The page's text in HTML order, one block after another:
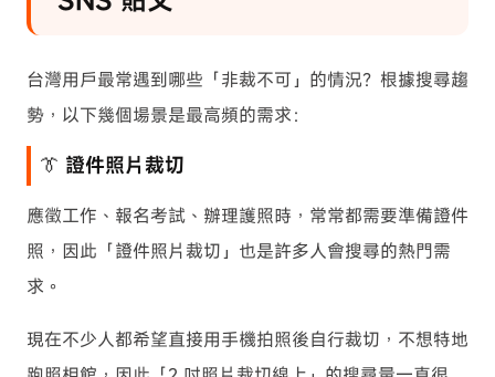
台灣用戶最常遇到哪些「非裁不可」的情況？根據搜尋趨
勢，以下幾個場景是最高頻的需求：
👔 證件照片裁切
應徵工作、報名考試、辦理護照時，常常都需要準備證件
照，因此「證件照片裁切」也是許多人會搜尋的熱門需
求。
現在不少人都希望直接用手機拍照後自行裁切，不想特地